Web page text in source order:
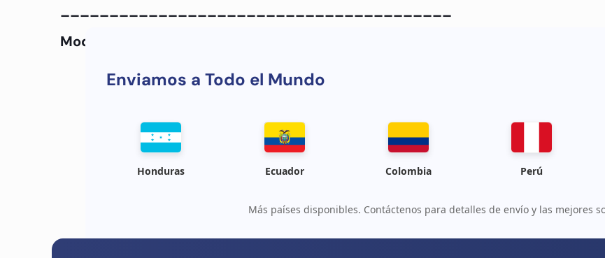
Modelo de teléfono:
Enviamos a Todo el Mundo
Honduras Ecuador Colombia Perú
Más países disponibles. Contáctenos para detalles de envío y las mejores